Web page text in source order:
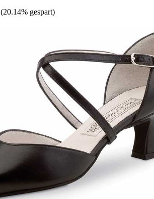
(20.14% gespart)